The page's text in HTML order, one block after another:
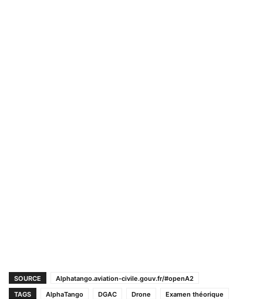
SOURCE
Alphatango.aviation-civile.gouv.fr/#openA2
TAGS
AlphaTango DGAC Drone
Examen théorique